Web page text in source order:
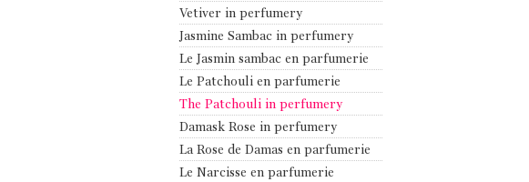
Vetiver in perfumery
Jasmine Sambac in perfumery
Le Jasmin sambac en parfumerie
Le Patchouli en parfumerie
The Patchouli in perfumery
Damask Rose in perfumery
La Rose de Damas en parfumerie
Le Narcisse en parfumerie